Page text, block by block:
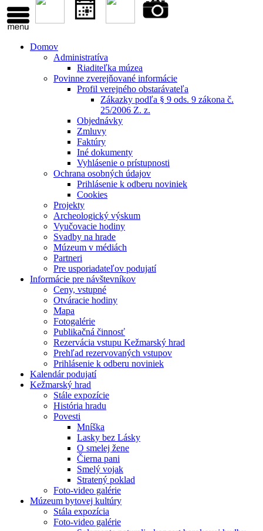
Domov
Administratíva
Riaditeľka múzea
Povinne zverejňované informácie
Profil verejného obstarávateľa
Zákazky podľa § 9 ods. 9 zákona č.
25/2006 Z. z.
Objednávky
Zmluvy
Faktúry
Iné dokumenty
Vyhlásenie o prístupnosti
Ochrana osobných údajov
Prihlásenie k odberu noviniek
Cookies
Projekty
Archeologický výskum
Vyučovacie hodiny
Svadby na hrade
Múzeum v médiách
Partneri
Pre usporiadateľov podujatí
Informácie pre návštevníkov
Ceny, vstupné
Otváracie hodiny
Mapa
Fotogalérie
Publikačná činnosť
Rezervácia vstupu Kežmarský hrad
Prehľad rezervovaných vstupov
Prihlásenie k odberu noviniek
Kalendár podujatí
Kežmarský hrad
Stále expozície
História hradu
Povesti
Mníška
Lasky bez Lásky
O smelej žene
Čierna pani
Smelý vojak
Stratený poklad
Foto-video galérie
Múzeum bytovej kultúry
Stála expozícia
Foto-video galérie